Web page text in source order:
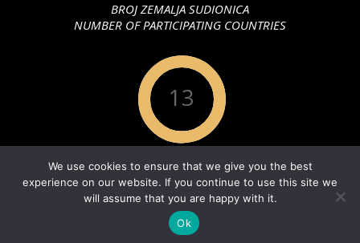
BROJ ZEMALJA SUDIONICA
NUMBER OF PARTICIPATING COUNTRIES
13
GODINA ODRŽAVANJA
YEAR OF MAINTENANCE
Designed using
WordPress
We use cookies to ensure that we give you the best
experience on our website. If you continue to use this site we
will assume that you are happy with it.
Ok